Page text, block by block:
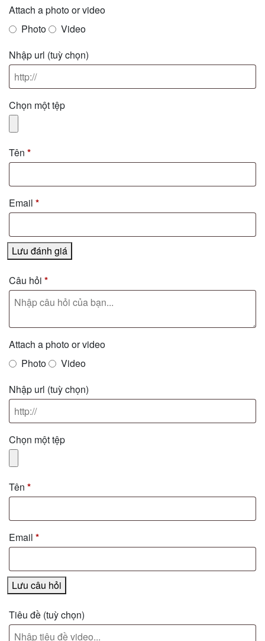
Attach a photo or video
Photo
Video
Nhập url (tuỳ chọn)
Chọn một tệp
Tên *
Email *
Lưu đánh giá
Câu hỏi *
Attach a photo or video
Photo
Video
Nhập url (tuỳ chọn)
Chọn một tệp
Tên *
Email *
Lưu câu hỏi
Tiêu đề (tuỳ chọn)